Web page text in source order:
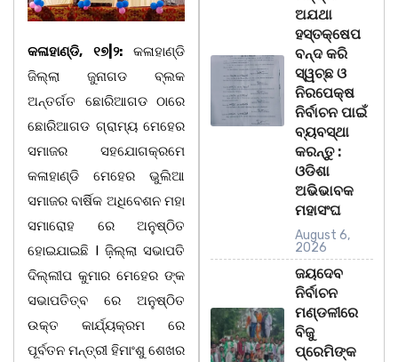
କଳାହାଣ୍ଡି, ୧୭|୨:କଳାହାଣ୍ଡି
ଜିଲ୍ଲା ଜୁନାଗଡ ବ୍ଲକ
ଅନ୍ତର୍ଗତ ଛୋରିଆଗଡ ଠାରେ
ଛୋରିଆଗଡ ଗ୍ରାମ୍ୟ ମେହେର
ସମାଜର ସହଯୋଗକ୍ରମେ
କଳାହାଣ୍ଡି ମେହେର ଭୁଲିଆ
ସମାଜର ବାର୍ଷିକ ଅଧିବେଶନ ମହା
ସମାରୋହ ରେ ଅନୁଷ୍ଠିତ
ହୋଇଯାଇଛି I ଜ଼ିଲ୍ଲା ସଭାପତି
ଦିଲ୍ଲୀପ କୁମାର ମେହେର ଙ୍କ
ସଭାପତିତ୍ବ ରେ ଅନୁଷ୍ଠିତ
ଉକ୍ତ କାର୍ଯ୍ୟକ୍ରମ ରେ
ପୂର୍ବତନ ମନ୍ତ୍ରୀ ହିମାଂଶୁ ଶେଖର
ଅଯଥା
ହସ୍ତକ୍ଷେପ
ବନ୍ଦ କରି
ସ୍ୱଚ୍ଛ ଓ
ନିରପେକ୍ଷ
ନିର୍ବାଚନ ପାଇଁ
ବ୍ୟବସ୍ଥା
କରନ୍ତୁ :
ଓଡିଶା
ଅଭିଭାବକ
ମହାସଂଘ
August 6,
2026
ଜୟଦେବ
ନିର୍ବାଚନ
ମଣ୍ଡଳୀରେ
ବିଜୁ
ପ୍ରେମିଙ୍କ